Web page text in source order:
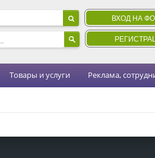
ВХОД НА
Товары и услуги Реклама,